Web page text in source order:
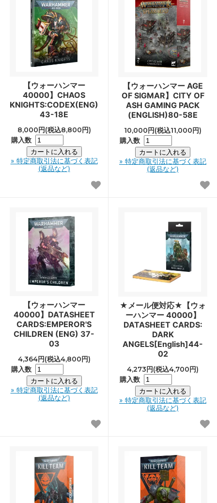
【ウォーハンマー
40000】CHAOS
KNIGHTS:CODEX(ENG)
43-18E
8,000円(税込8,800円)
購入数
» 特定商取引法に基づく表記
(返品など)
【ウォーハンマー AGE
OF SIGMAR】CITY OF
ASH GAMING PACK
(ENGLISH)80-58E
10,000円(税込11,000円)
購入数
» 特定商取引法に基づく表記
(返品など)
【ウォーハンマー
40000】DATASHEET
CARDS:EMPEROR'S
CHILDREN (ENG) 37-
03
4,364円(税込4,800円)
購入数
» 特定商取引法に基づく表記
(返品など)
★メール便対応★【ウォ
ーハンマー 40000】
DATASHEET CARDS:
DARK
ANGELS[English]44-
02
4,273円(税込4,700円)
購入数
» 特定商取引法に基づく表記
(返品など)